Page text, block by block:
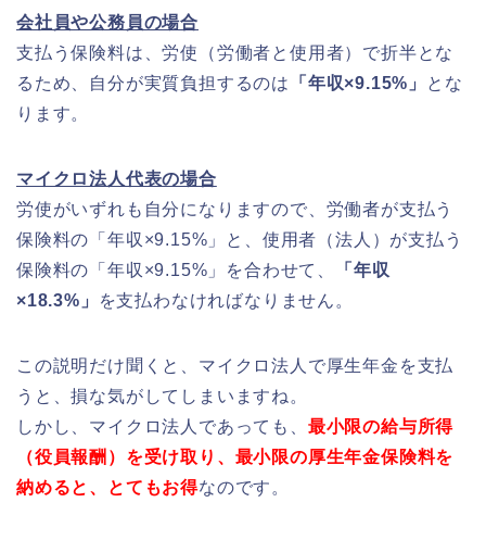
会社員や公務員の場合
支払う保険料は、労使（労働者と使用者）で折半とな
るため、自分が実質負担するのは
「年収×9.15%」
とな
ります。
マイクロ法人代表の場合
労使がいずれも自分になりますので、労働者が支払う
保険料の「年収×9.15%」と、使用者（法人）が支払う
保険料の「年収×9.15%」を合わせて、
「年収
×18.3%」
を支払わなければなりません。
この説明だけ聞くと、マイクロ法人で厚生年金を支払
うと、損な気がしてしまいますね。
しかし、マイクロ法人であっても、 最小限の給与所得
（役員報酬）を受け取り、最小限の厚生年金保険料を
納めると、とてもお得なのです。